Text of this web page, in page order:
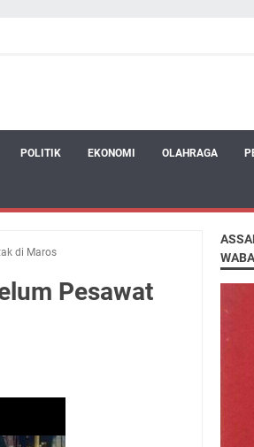
POLITIK EKONOMI OLAHRAGA
di Maros
Pesawat